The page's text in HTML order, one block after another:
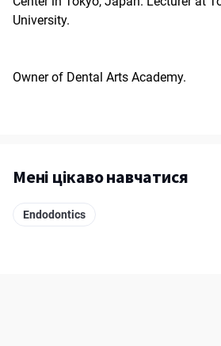
University.
Owner of Dental Arts Academy.
Мені цікаво навчатися
Endodontics